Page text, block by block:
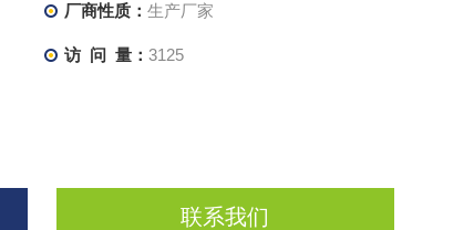
厂商性质： 生产厂家
访 问 量： 3125
联系我们